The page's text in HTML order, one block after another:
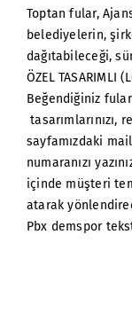
Toptan fular,
belediyelerin,
dağıtabileceği,
ÖZEL TASARIMLI
Beğendiğiniz fular
sayfamızdaki
numaranızı
içinde müşteri
atarak
Pbx demspor